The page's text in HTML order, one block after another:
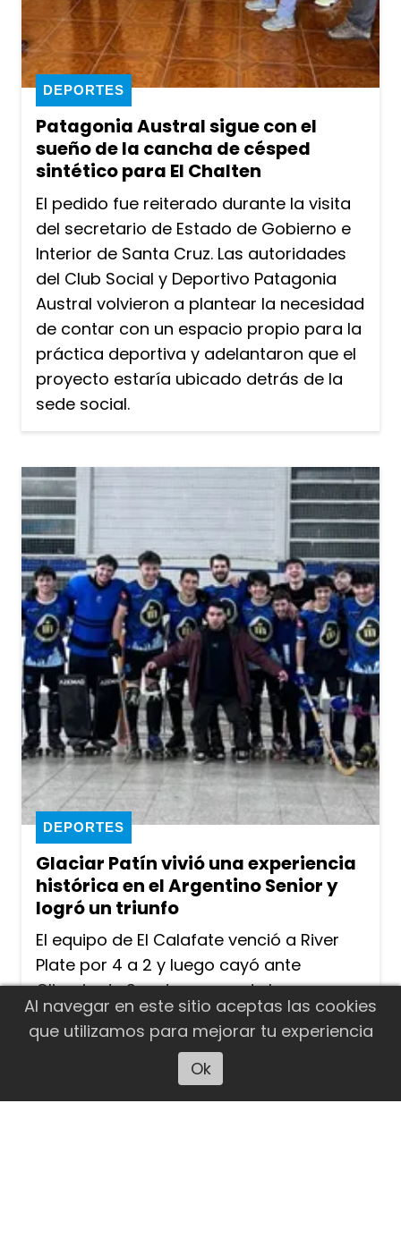
Patagonia Austral sigue con el
sueño de la cancha de césped
sintético para El Chalten
DEPORTES
El pedido fue reiterado durante la visita
del secretario de Estado de Gobierno e
Interior de Santa Cruz. Las autoridades
del Club Social y Deportivo Patagonia
Austral volvieron a plantear la necesidad
de contar con un espacio propio para la
práctica deportiva y adelantaron que el
proyecto estaría ubicado detrás de la
sede social.
Glaciar Patín vivió una experiencia
histórica en el Argentino Senior y
logró un triunfo
DEPORTES
El equipo de El Calafate venció a River
Plate por 4 a 2 y luego cayó ante
Olimpia de San Juan, uno de los
candidatos al título. Es la primera
participación de un club santacruceño
en el torneo más importante del hockey
sobre patines argentino.
Al navegar en este sitio aceptas las cookies
que utilizamos para mejorar tu experiencia
Ok